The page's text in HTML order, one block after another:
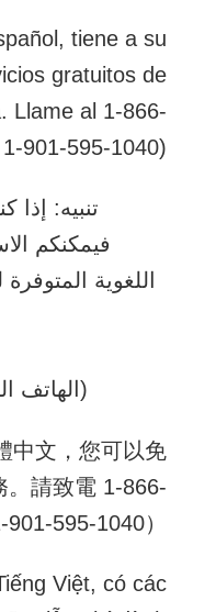
tiene a su
gratuitos de
Llame al 1-866-
901-595-1040).
تنبيه: إذا
فيمكنكم
اللغوية
(الهاتف النصي:
中文，您可以免
。請致電 1-866-
595-1040）。
Việt, có các